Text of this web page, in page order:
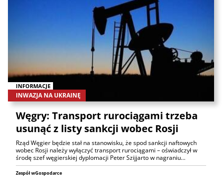
INFORMACJE
INWAZJA NA UKRAINĘ
Węgry: Transport rurociągami trzeba
usunąć z listy sankcji wobec Rosji
Rząd Węgier będzie stał na stanowisku, że spod sankcji naftowych
wobec Rosji należy wyłączyć transport rurociągami – oświadczył w
środę szef węgierskiej dyplomacji Peter Szijjarto w nagraniu…
Zespół wGospodarce